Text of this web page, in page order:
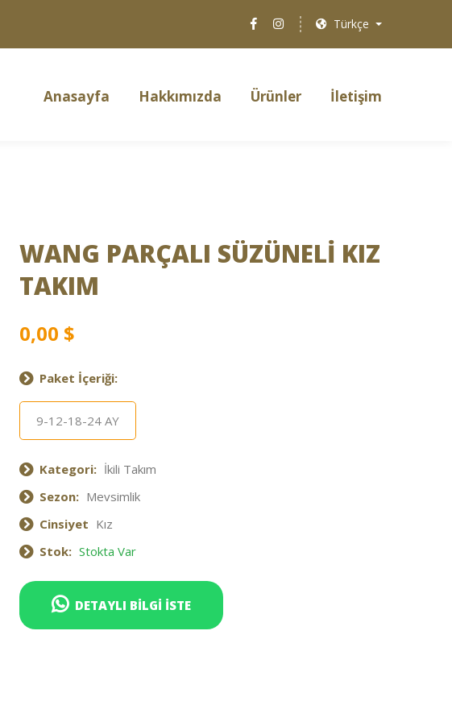
Türkçe
Anasayfa Hakkımızda Ürünler İletişim
WANG PARÇALI SÜZÜNELİ KIZ
TAKIM
0,00 $
Paket İçeriği:
9-12-18-24 AY
Kategori: İkili Takım
Sezon: Mevsimlik
Cinsiyet Kız
Stok: Stokta Var
DETAYLI BİLGİ İSTE